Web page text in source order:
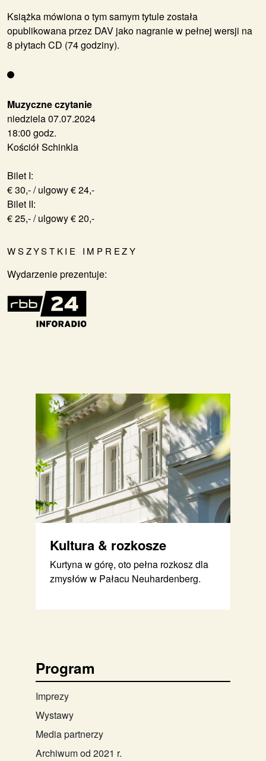
Muzyczne czytanie
niedziela 07.07.2024
18:00 godz.
Kościół Schinkla
Bilet I:
€ 30,- / ulgowy € 24,-
Bilet II:
€ 25,- / ulgowy € 20,-
WSZYSTKIE IMPREZY
Wydarzenie prezentuje:
Książka mówiona o tym samym tytule została
opublikowana przez DAV jako nagranie w pełnej wersji na
8 płytach CD (74 godziny).
Kultura & rozkosze
Kurtyna w górę, oto pełna rozkosz dla
zmysłów w Pałacu Neuhardenberg.
Program
Imprezy
Wystawy
Media partnerzy
Archiwum od 2021 r.